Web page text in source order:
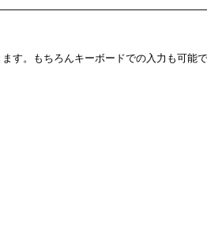
す。もちろんキーボードでの入力も可能